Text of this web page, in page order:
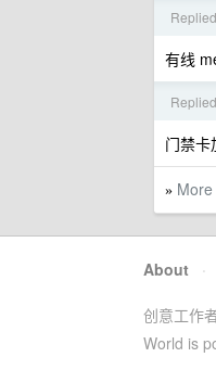
有线
门禁卡
»
About ·
创意工作
World is